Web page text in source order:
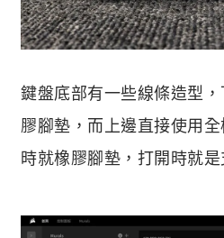
鍵盤底部有一些線條造型
膠腳墊，而上邊直接使用
時就橡膠腳墊，打開時就是